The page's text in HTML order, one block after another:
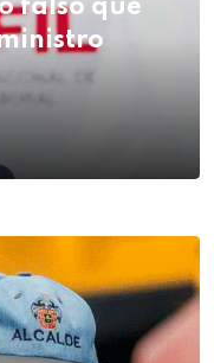
falso que